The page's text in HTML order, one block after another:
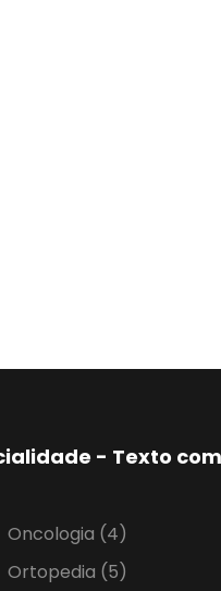
- Texto
Oncologia (4)
Ortopedia (5)